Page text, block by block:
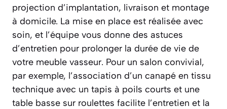
projection d’implantation, livraison et montage
à domicile. La mise en place est réalisée avec
soin, et l’équipe vous donne des astuces
d’entretien pour prolonger la durée de vie de
votre meuble vasseur. Pour un salon convivial,
par exemple, l’association d’un canapé en tissu
technique avec un tapis à poils courts et une
table basse sur roulettes facilite l’entretien et la